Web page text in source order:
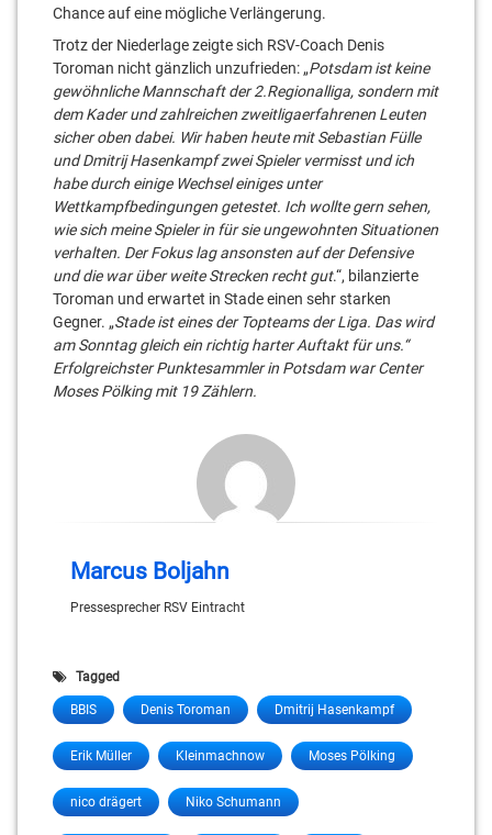
Chance auf eine mögliche Verlängerung.
Trotz der Niederlage zeigte sich RSV-Coach Denis
Toroman nicht gänzlich unzufrieden: „Potsdam ist keine
gewöhnliche Mannschaft der 2.Regionalliga, sondern mit
dem Kader und zahlreichen zweitligaerfahrenen Leuten
sicher oben dabei. Wir haben heute mit Sebastian Fülle
und Dmitrij Hasenkampf zwei Spieler vermisst und ich
habe durch einige Wechsel einiges unter
Wettkampfbedingungen getestet. Ich wollte gern sehen,
wie sich meine Spieler in für sie ungewohnten Situationen
verhalten. Der Fokus lag ansonsten auf der Defensive
und die war über weite Strecken recht gut.“, bilanzierte
Toroman und erwartet in Stade einen sehr starken
Gegner. „Stade ist eines der Topteams der Liga. Das wird
am Sonntag gleich ein richtig harter Auftakt für uns.“
Erfolgreichster Punktesammler in Potsdam war Center
Moses Pölking mit 19 Zählern.
Marcus Boljahn
Pressesprecher RSV Eintracht
Tagged
BBIS Denis Toroman Dmitrij Hasenkampf
Erik Müller Kleinmachnow Moses Pölking
nico drägert Niko Schumann